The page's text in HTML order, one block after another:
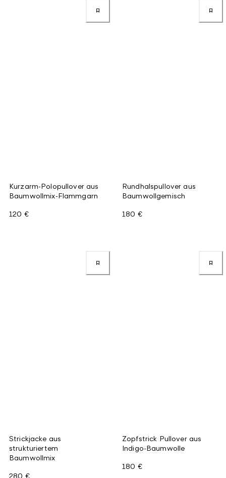
Kurzarm-Polopullover aus
Baumwollmix-Flammgarn
120 €
Rundhalspullover aus
Baumwollgemisch
180 €
Strickjacke aus
strukturiertem
Baumwollmix
280 €
Zopfstrick Pullover aus
Indigo-Baumwolle
180 €